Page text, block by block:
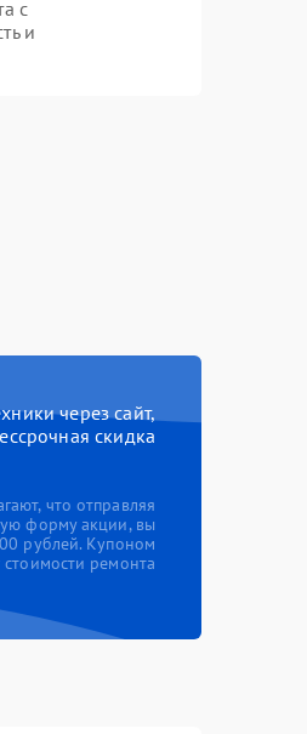
с
и
через сайт,
скидка
что отправляя
форму акции, вы
рублей. Купоном
ремонта